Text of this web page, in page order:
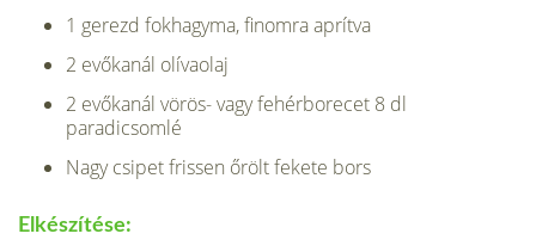
1 gerezd fokhagyma, finomra aprítva
2 evőkanál olívaolaj
2 evőkanál vörös- vagy fehérborecet 8 dl
paradicsomlé
Nagy csipet frissen őrölt fekete bors
Elkészítése: